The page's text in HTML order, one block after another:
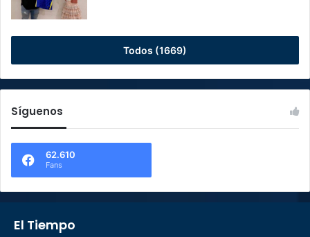
Todos (1669)
Síguenos
62.610
Fans
El Tiempo